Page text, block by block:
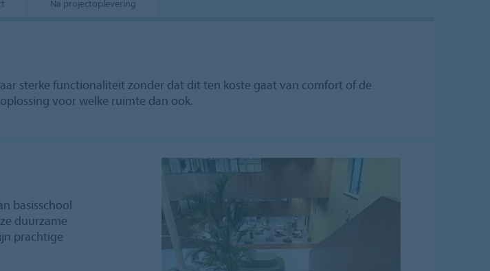
Na projectoplevering
sterke functionaliteit zonder dat dit ten koste gaat van comfort of de
voor welke ruimte dan ook.
basisschool
duurzame
prachtige